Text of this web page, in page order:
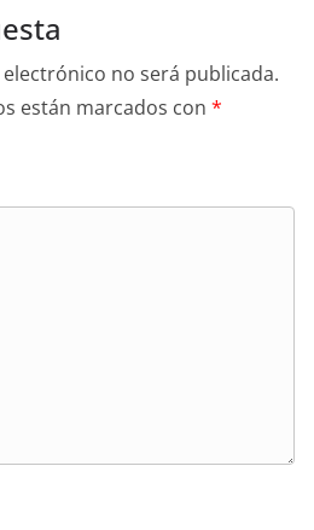
no será publicada.
están marcados con *